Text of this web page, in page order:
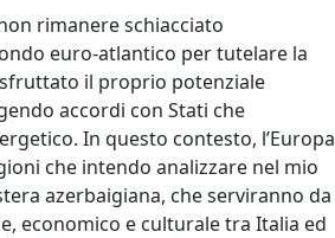
rimanere schiacciato
euro-atlantico per tutelare la
il proprio potenziale
accordi con Stati che
In questo contesto, l’Europa
che intendo analizzare nel mio
azerbaigiana, che serviranno da
economico e culturale tra Italia ed